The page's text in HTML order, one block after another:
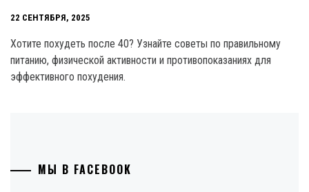
22 СЕНТЯБРЯ, 2025
Хотите похудеть после 40? Узнайте советы по правильному
питанию, физической активности и противопоказаниях для
эффективного похудения.
МЫ В FACEBOOK